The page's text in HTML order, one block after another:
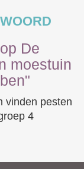
De
moestuin
vinden pesten
4